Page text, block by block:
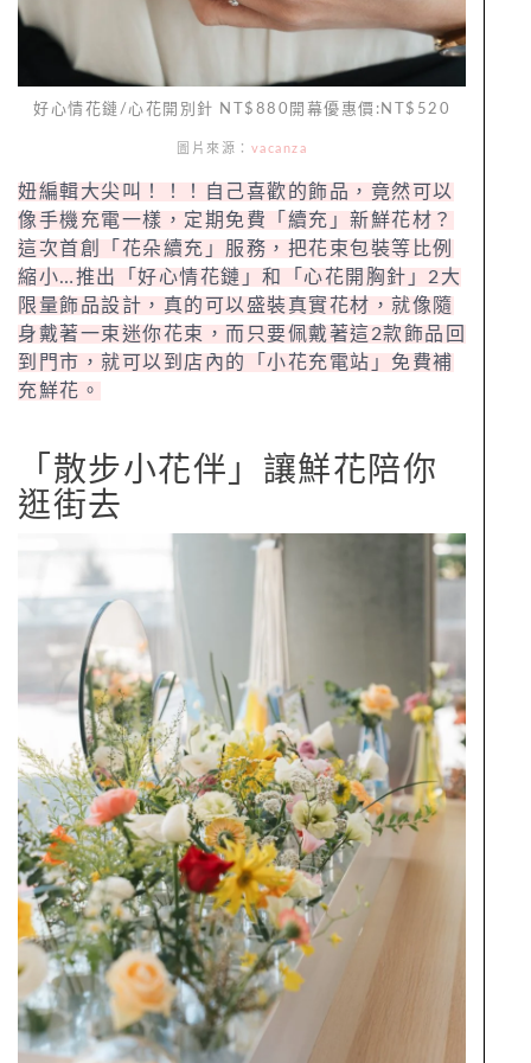
好心情花鏈/心花開別針 NT$880開幕優惠價:NT$520
圖片來源： vacanza
妞編輯大尖叫！！！自己喜歡的飾品，竟然可以
像手機充電一樣，定期免費「續充」新鮮花材？
這次首創「花朵續充」服務，把花束包裝等比例
縮小…推出「好心情花鏈」和「心花開胸針」2大
限量飾品設計，真的可以盛裝真實花材，就像隨
身戴著一束迷你花束，而只要佩戴著這2款飾品回
到門市，就可以到店內的「小花充電站」免費補
充鮮花。
「散步小花伴」讓鮮花陪你
逛街去